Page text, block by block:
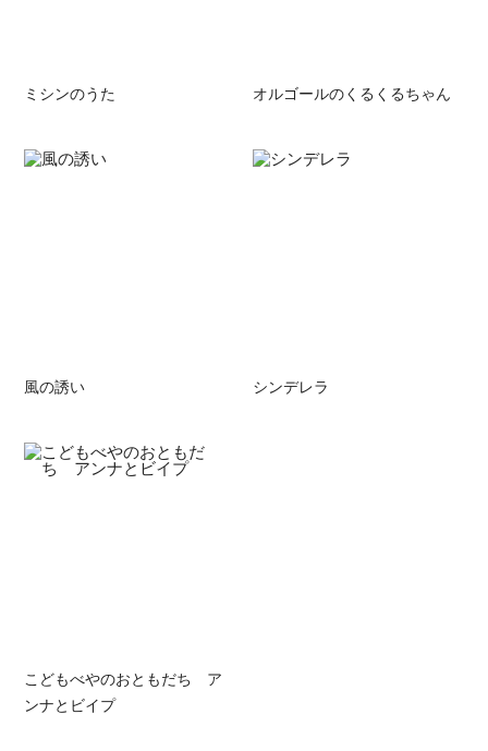
ミシンのうた オルゴールのくるくるちゃん
風の誘い シンデレラ
こどもべやのおともだち ア
ンナとビイプ